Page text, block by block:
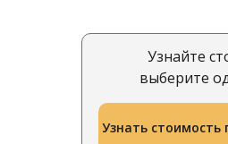
Узнайте
выберите
Узнать стоимость